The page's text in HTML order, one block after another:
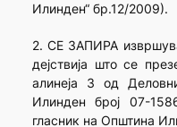
Илинден“ бр.12/2009).
2. СЕ ЗАПИРА
дејствија што се
алинеја 3 од
Илинден број 07-
гласник на Општина